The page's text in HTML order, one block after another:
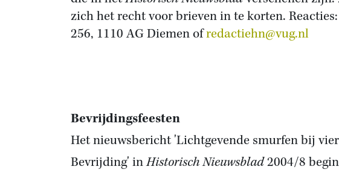
zich het recht voor brieven in te korten.
256, 1110 AG Diemen ofredactiehn@vug.nl
Bevrijdingsfeesten
Het nieuwsbericht 'Lichtgevende smurfen bij
Bevrijding' inHistorisch Nieuwsblad2004/8